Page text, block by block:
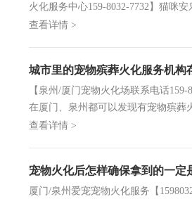
火化服务中心159-8032-7732】猫咪安
安乐死是很多人都不愿面对的，但很
子痛苦却无能…
查看详情 >
城市里的宠物殡葬火化服务机构
什么？
【泉州/厦门宠物火化场联系电话159-
在厦门、泉州都可以发现有宠物殡葬
构，为什么有人类的火化服务机构，
讲一讲：
查看详情 >
宠物火化后怎样确保拿到的一定
的骨灰？
厦门/泉州爱宠宠物火化服务【